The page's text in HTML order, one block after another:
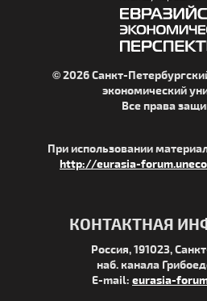
© 2026 Санкт-
экономический
Все права
При использовании
http://eurasia-
КОНТАКТНАЯ
Россия, 191023,
наб. канала
E-mail: eurasia-